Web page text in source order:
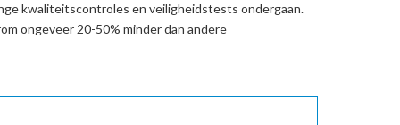
kwaliteitscontroles en veiligheidstests ondergaan.
ongeveer 20-50% minder dan andere